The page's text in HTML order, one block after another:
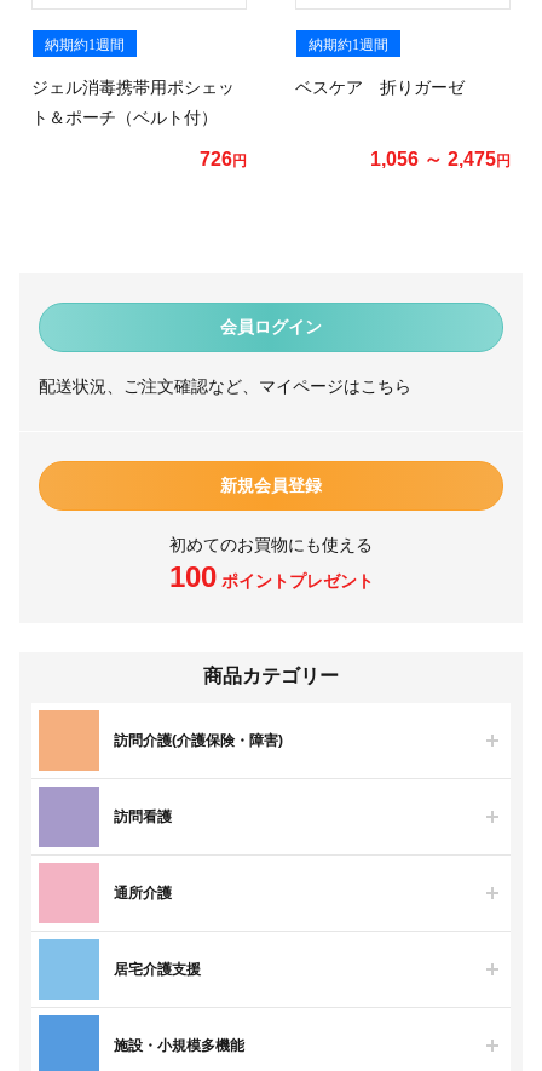
会員ログイン
配送状況、ご注文確認など、マイページはこちら
新規会員登録
初めてのお買物にも使える
100ポイントプレゼント
商品カテゴリー
訪問介護(介護保険・障害)
訪問看護
通所介護
居宅介護支援
施設・小規模多機能
納期約1週間
ジェル消毒携帯用ポシェッ
ト＆ポーチ（ベルト付）
726円
納期約1週間
ベスケア 折りガーゼ
1,056 ～ 2,475円